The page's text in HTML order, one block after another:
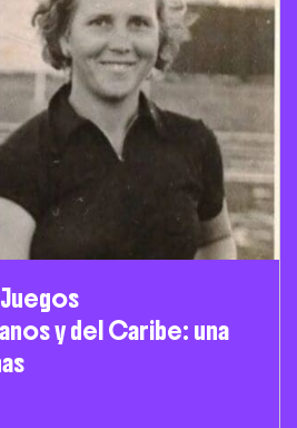
y del Caribe: una